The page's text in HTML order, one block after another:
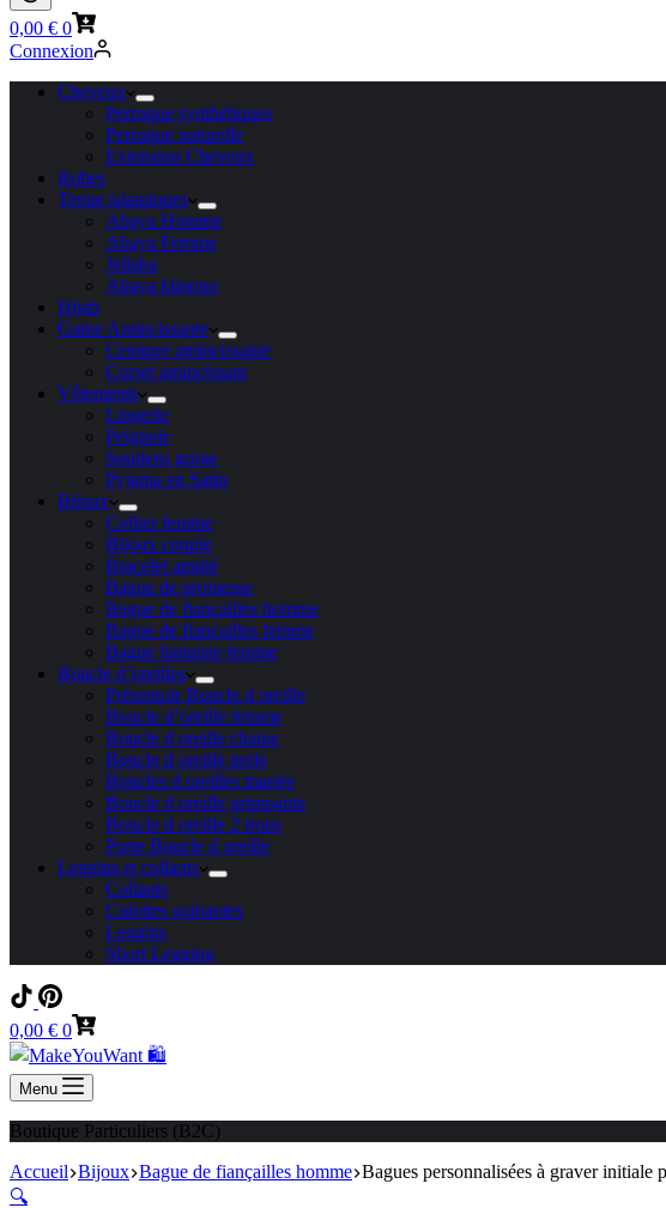
Panier
d’achat
0,00 € 0
Connexion
Cheveux
Perruque synthétiques
Perruque naturelle
Extension Cheveux
Robes
Tenue islamiques
Abaya Homme
Abaya Femme
Jellaba
Abaya kimono
Hijab
Gaine Amincissante
Ceinture amincissante
Corset amincissant
Vêtements
Lingerie
Peignoir
Soutiens gorge
Pyjama en Satin
Bijoux
Collier femme
Bijoux couple
Bracelet amitié
Bague de promesse
Bague de fiançailles homme
Bague de fiançailles femme
Bague fantaisie femme
Boucle d’oreilles
Présentoir Boucle d oreille
Boucle d’oreille femme
Boucle d oreille chaine
Boucle d oreille perle
Boucles d oreilles mariée
Boucle d oreille grimpante
Boucle d oreille 2 trous
Porte Boucle d oreille
Leggins et collants
Collants
Culottes gainantes
Leggins
Short Legging
Panier
d’achat
0,00 € 0
Menu
Boutique Particuliers (B2C)
Accueil Bijoux Bague de fiançailles homme Bagues personnalisées à graver
🔍